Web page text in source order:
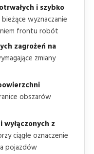
i szybko
wyznaczanie
frontu robót
zagrożeń na
zmiany
obszarów
z
ciągłe oznaczenie
pojazdów